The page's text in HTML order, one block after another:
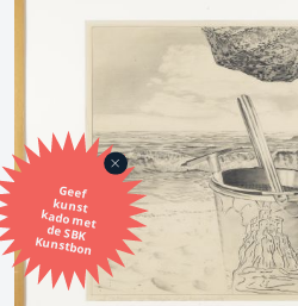
Geef
kunst
kado met
de SBK
Kunstbon